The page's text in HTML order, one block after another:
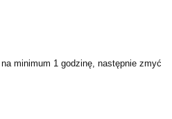
minimum 1 godzinę, następnie zmyć